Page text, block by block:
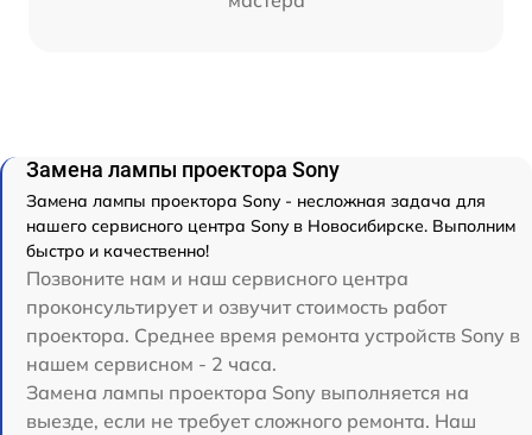
Замена лампы проектора Sony
Замена лампы проектора Sony - несложная задача для
нашего сервисного центра Sony в Новосибирске. Выполним
быстро и качественно!
Позвоните нам и наш сервисного центра
проконсультирует и озвучит стоимость работ
проектора. Среднее время ремонта устройств Sony в
нашем сервисном - 2 часа.
Замена лампы проектора Sony выполняется на
выезде, если не требует сложного ремонта. Наш